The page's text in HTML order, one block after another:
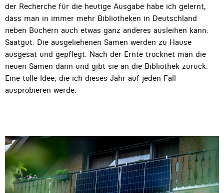
der Recherche für die heutige Ausgabe habe ich gelernt,
dass man in immer mehr Bibliotheken in Deutschland
neben Büchern auch etwas ganz anderes ausleihen kann:
Saatgut. Die ausgeliehenen Samen werden zu Hause
ausgesät und gepflegt. Nach der Ernte trocknet man die
neuen Samen dann und gibt sie an die Bibliothek zurück.
Eine tolle Idee, die ich dieses Jahr auf jeden Fall
ausprobieren werde.